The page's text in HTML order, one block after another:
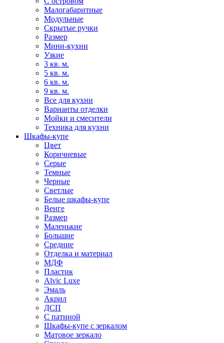
Малогабаритные
Модульные
Скрытые ручки
Размер
Мини-кухни
Узкие
3 кв. м.
5 кв. м.
6 кв. м.
9 кв. м.
Все для кухни
Варианты отделки
Мойки и смесители
Техника для кухни
Шкафы-купе
Цвет
Коричневые
Серые
Темные
Черные
Светлые
Белые шкафы-купе
Венге
Размер
Маленькие
Большие
Средние
Отделка и материал
МДФ
Пластик
Alvic Luxe
Эмаль
Акрил
ДСП
С патиной
Шкафы-купе с зеркалом
Матовое зеркало